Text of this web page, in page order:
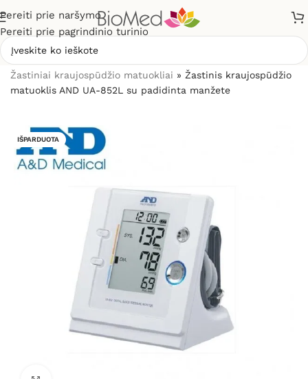
Pereiti prie naršymo
Pereiti prie pagrindinio turinio
Žastiniai kraujospūdžio matuokliai » Žastinis kraujospūdžio
matuoklis AND UA-852L su padidinta manžete
IŠPARDUOTA